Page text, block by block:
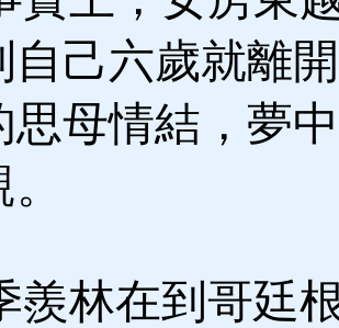
自己六歲就離
思母情結，夢
林在到哥廷